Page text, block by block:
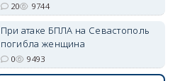
20 9744
При атаке БПЛА на Севастополь
погибла женщина
0 9493